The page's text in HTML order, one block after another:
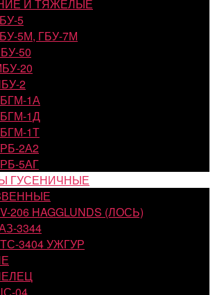
И ТЯЖЕЛЫЕ
5
5М, ГБУ-7М
50
20
2
1А
1Д
1Т
2А2
5АГ
ГУСЕНИЧНЫЕ
206 HAGGLUNDS (ЛОСЬ)
3344
3404 УЖГУР